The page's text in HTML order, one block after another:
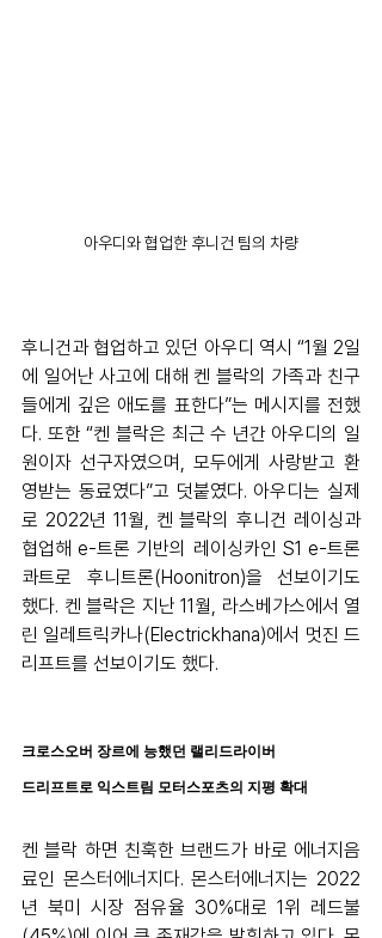
아우디와 협업한 후니건 팀의 차량
후니건과 협업하고 있던 아우디 역시 “1월 2일
에 일어난 사고에 대해 켄 블락의 가족과 친구
들에게 깊은 애도를 표한다”는 메시지를 전했
다. 또한 “켄 블락은 최근 수 년간 아우디의 일
원이자 선구자였으며, 모두에게 사랑받고 환
영받는 동료였다”고 덧붙였다. 아우디는 실제
로 2022년 11월, 켄 블락의 후니건 레이싱과
협업해 e-트론 기반의 레이싱카인 S1 e-트론
콰트로 후니트론(Hoonitron)을 선보이기도
했다. 켄 블락은 지난 11월, 라스베가스에서 열
린 일레트릭카나(Electrickhana)에서 멋진 드
리프트를 선보이기도 했다.
크로스오버 장르에 능했던 랠리드라이버
드리프트로 익스트림 모터스포츠의 지평 확대
켄 블락 하면 친훅한 브랜드가 바로 에너지음
료인 몬스터에너지다. 몬스터에너지는 2022
년 북미 시장 점유율 30%대로 1위 레드불